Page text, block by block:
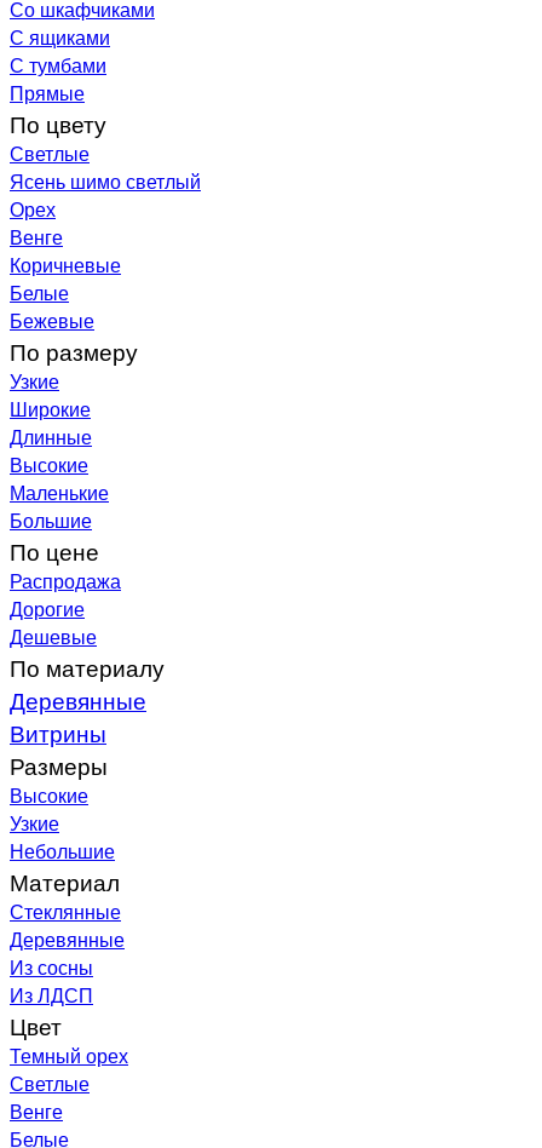
Со шкафчиками
С ящиками
С тумбами
Прямые
По цвету
Светлые
Ясень шимо светлый
Орех
Венге
Коричневые
Белые
Бежевые
По размеру
Узкие
Широкие
Длинные
Высокие
Маленькие
Большие
По цене
Распродажа
Дорогие
Дешевые
По материалу
Деревянные
Витрины
Размеры
Высокие
Узкие
Небольшие
Материал
Стеклянные
Деревянные
Из сосны
Из ЛДСП
Цвет
Темный орех
Светлые
Венге
Белые